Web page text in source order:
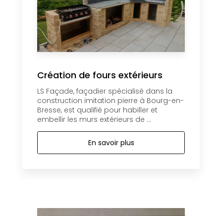
Création de fours extérieurs
LS Façade, façadier spécialisé dans la
construction imitation pierre à Bourg-en-
Bresse, est qualifié pour habiller et
embellir les murs extérieurs de ...
En savoir plus